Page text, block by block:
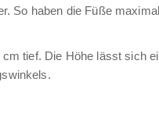
So haben die Füße
tief. Die Höhe lässt sich